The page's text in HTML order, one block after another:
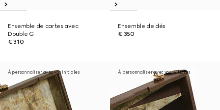
Ensemble de cartes avec
Double G
€ 310
Ensemble de dés
€ 350
À personnaliser avec vos initiales À personnaliser avec vos initiales